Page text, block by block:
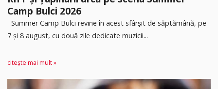
Camp Bulci 2026
Summer Camp Bulci revine în acest sfârșit de săptămână, pe
7 și 8 august, cu două zile dedicate muzicii...
citește mai mult »